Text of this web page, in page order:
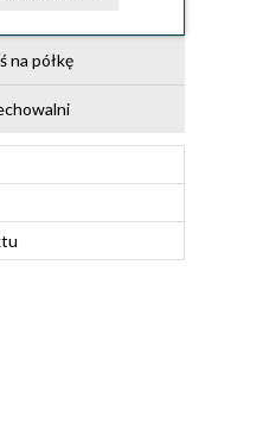
na półkę